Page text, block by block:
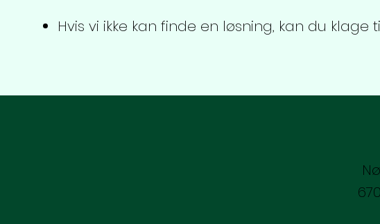
Hvis vi ikke kan finde en løsning, kan du